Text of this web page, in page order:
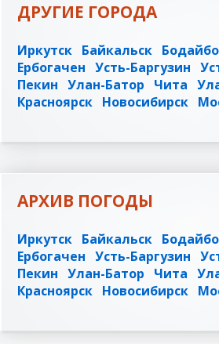
ДРУГИЕ ГОРОДА
Иркутск Байкальск Бодайбо
Ербогачен Усть-Баргузин
Пекин Улан-Батор Чита
Красноярск Новосибирск
АРХИВ ПОГОДЫ
Иркутск Байкальск Бодайбо
Ербогачен Усть-Баргузин
Пекин Улан-Батор Чита
Красноярск Новосибирск